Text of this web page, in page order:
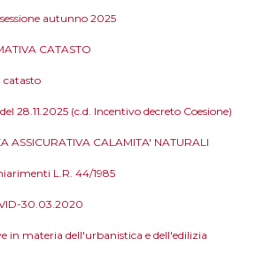
autunno 2025
CATASTO
catasto
28.11.2025 (c.d. Incentivo decreto Coesione)
ASSICURATIVA CALAMITA' NATURALI
L.R. 44/1985
30.03.2020
in materia dell'urbanistica e dell'edilizia